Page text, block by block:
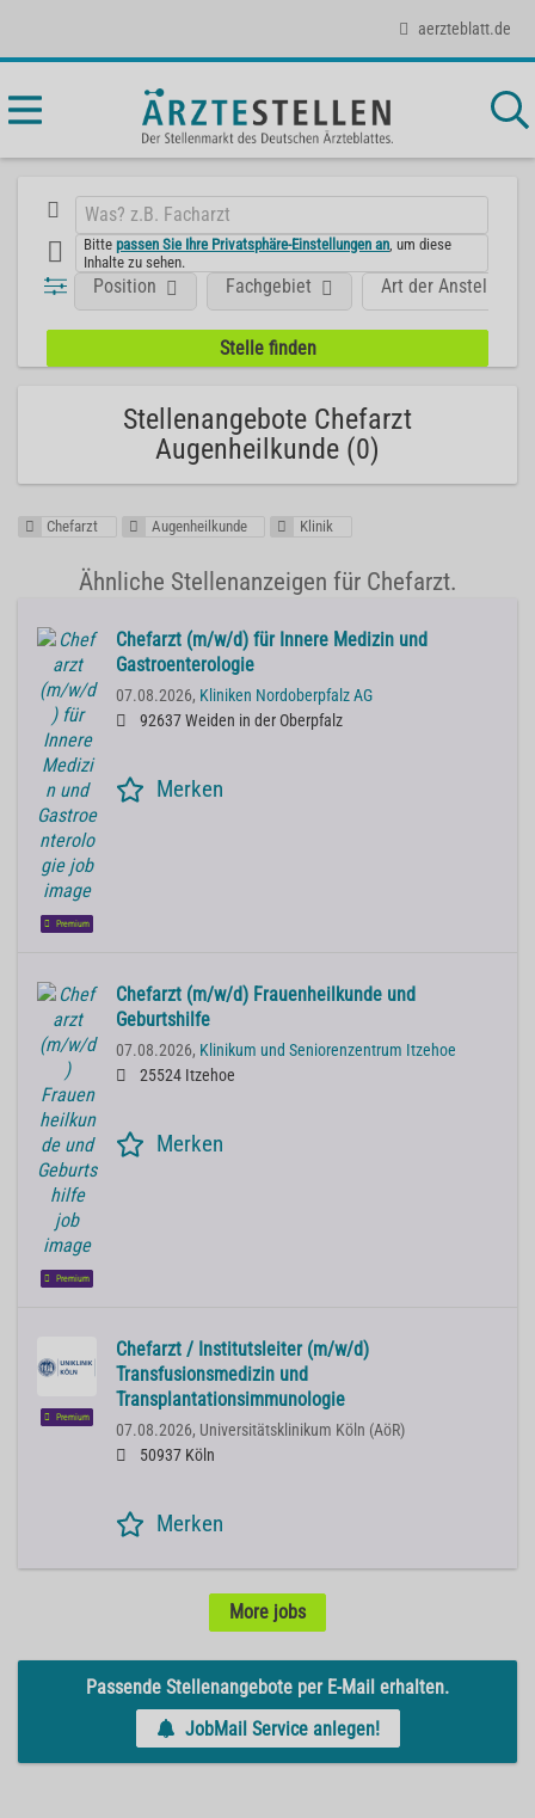
aerzteblatt.de
Bittepassen Sie Ihre Privatsphäre-Einstellungen an , um diese
Inhalte zu sehen.
Position Fachgebiet Art der Anstellung
Stellenangebote Chefarzt
Augenheilkunde (0)
Chefarzt Augenheilkunde Klinik
Ähnliche Stellenanzeigen für Chefarzt.
Premium
Chefarzt (m/w/d) für Innere Medizin und
Gastroenterologie
07.08.2026, Kliniken Nordoberpfalz AG
92637 Weiden in der Oberpfalz
Merken
Premium
Chefarzt (m/w/d) Frauenheilkunde und
Geburtshilfe
07.08.2026, Klinikum und Seniorenzentrum Itzehoe
25524 Itzehoe
Merken
Premium
Chefarzt / Institutsleiter (m/w/d)
Transfusionsmedizin und
Transplantationsimmunologie
07.08.2026, Universitätsklinikum Köln (AöR)
50937 Köln
Merken
More jobs
Passende Stellenangebote per E-Mail erhalten.
JobMail Service anlegen!